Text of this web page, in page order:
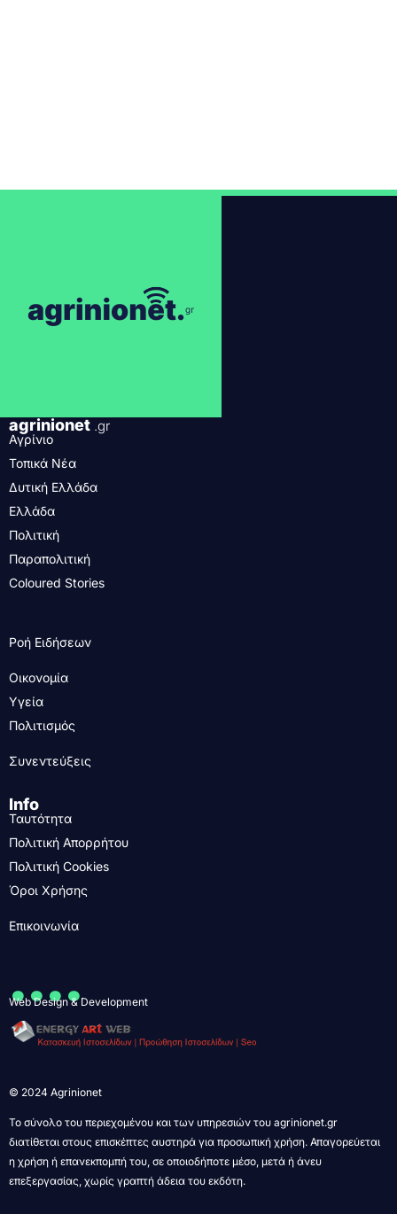
agrinionet .gr
Αγρίνιο
Τοπικά Νέα
Δυτική Ελλάδα
Ελλάδα
Πολιτική
Παραπολιτική
Coloured Stories
Ροή Ειδήσεων
Οικονομία
Υγεία
Πολιτισμός
Συνεντεύξεις
Info
Ταυτότητα
Πολιτική Απορρήτου
Πολιτική Cookies
Όροι Χρήσης
Επικοινωνία
....
Web Design & Development
© 2024 Agrinionet
Το σύνολο του περιεχομένου και των υπηρεσιών του agrinionet.gr
διατίθεται στους επισκέπτες αυστηρά για προσωπική χρήση. Απαγορεύεται
η χρήση ή επανεκπομπή του, σε οποιοδήποτε μέσο, μετά ή άνευ
επεξεργασίας, χωρίς γραπτή άδεια του εκδότη.